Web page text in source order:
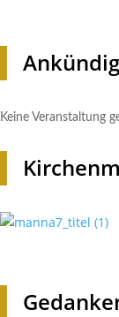
Keine Veran­stal­tung